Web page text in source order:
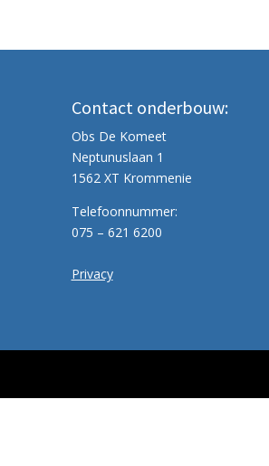
Contact onderbouw:
Obs De Komeet
Neptunuslaan 1
1562 XT Krommenie
Telefoonnummer:
075 – 621 6200
Privacy